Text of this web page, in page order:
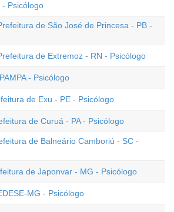
- Psicólogo
de São José de Princesa - PB -
de Extremoz - RN - Psicólogo
- Psicólogo
de Exu - PE - Psicólogo
de Curuá - PA - Psicólogo
de Balneário Camboriú - SC -
de Japonvar - MG - Psicólogo
MG - Psicólogo